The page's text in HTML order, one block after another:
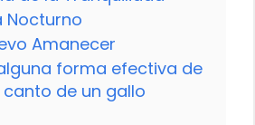
Nocturno
Amanecer
forma efectiva de
de un gallo